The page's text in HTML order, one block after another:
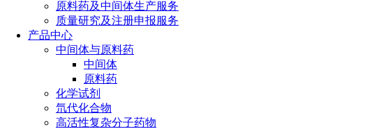
原料药及中间体生产服务
质量研究及注册申报服务
产品中心
中间体与原料药
中间体
原料药
化学试剂
氘代化合物
高活性复杂分子药物